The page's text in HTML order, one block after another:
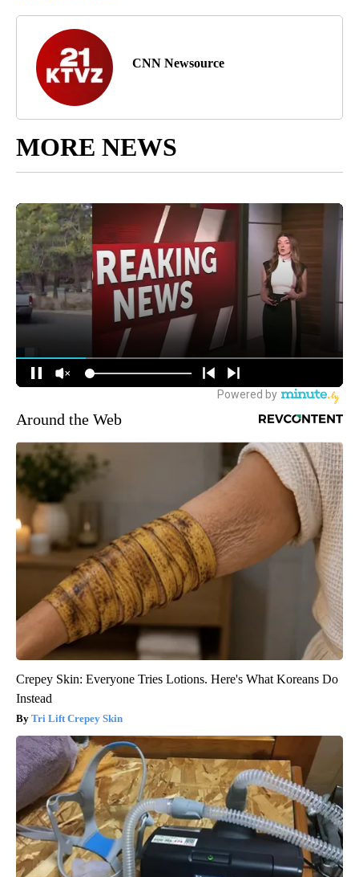
CNN Newsource
MORE NEWS
Around the Web
Crepey Skin: Everyone Tries Lotions. Here's What Koreans Do
Instead
Tri Lift Crepey Skin